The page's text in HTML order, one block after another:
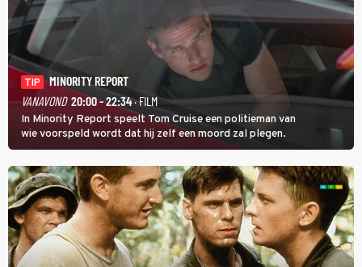
TIP
MINORITY REPORT
VANAVOND 20:00 - 22:34· FILM
In Minority Report speelt Tom Cruise een politieman van
wie voorspeld wordt dat hij zelf een moord zal plegen.